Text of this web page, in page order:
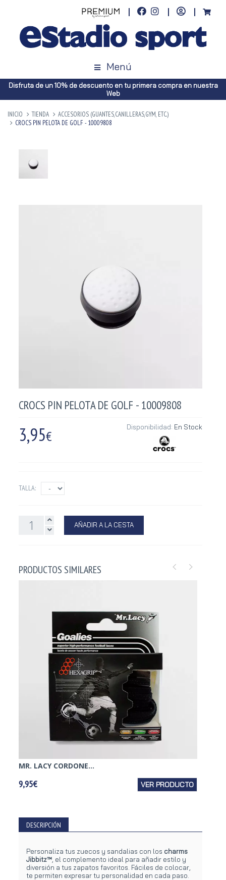
Menú
Disfruta de un 10% de descuento en tu primera compra en nuestra
Web
INICIO TIENDA
ACCESORIOS (GUANTES,CANILLERAS,GYM, ETC.)
CROCS PIN PELOTA DE GOLF - 10009808
CROCS PIN PELOTA DE GOLF - 10009808
3,95€
Disponibilidad: En Stock
TALLA:
AÑADIR A LA CESTA
PRODUCTOS SIMILARES
MR. LACY CORDONE...
9,95€ VER PRODUCTO
DESCRIPCIÓN
Personaliza tus zuecos y sandalias con los charms
Jibbitz™ , el complemento ideal para añadir estilo y
diversión a tus zapatos favoritos. Fáciles de colocar,
te permiten expresar tu personalidad en cada paso.